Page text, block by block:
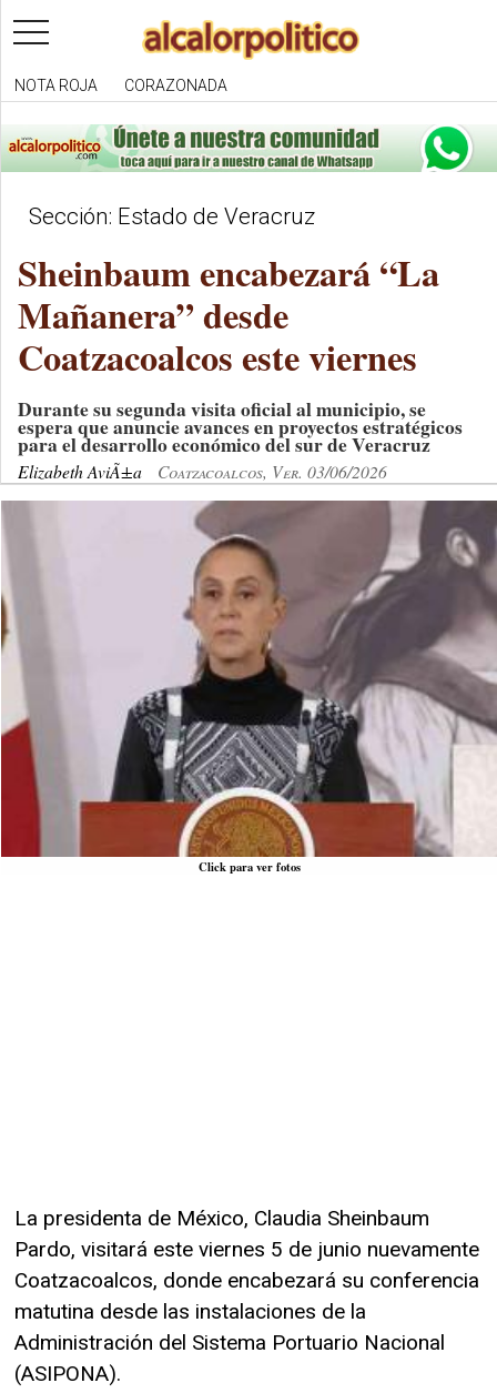
toggle
navigation
NOTA ROJA CORAZONADA
Sección: Estado de Veracruz
Sheinbaum encabezará “La
Mañanera” desde
Coatzacoalcos este viernes
Durante su segunda visita oficial al municipio, se
espera que anuncie avances en proyectos estratégicos
para el desarrollo económico del sur de Veracruz
Elizabeth AviÃ±a Coatzacoalcos, Ver. 03/06/2026
Click para ver fotos
La presidenta de México, Claudia Sheinbaum
Pardo, visitará este viernes 5 de junio nuevamente
Coatzacoalcos, donde encabezará su conferencia
matutina desde las instalaciones de la
Administración del Sistema Portuario Nacional
(ASIPONA).